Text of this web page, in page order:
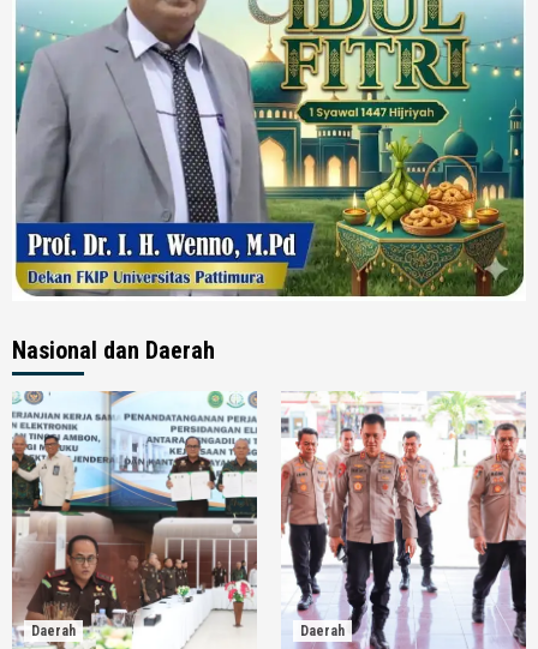
Nasional dan Daerah
Daerah Daerah